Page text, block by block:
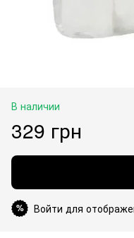
В наличии
329 грн
% Войти для